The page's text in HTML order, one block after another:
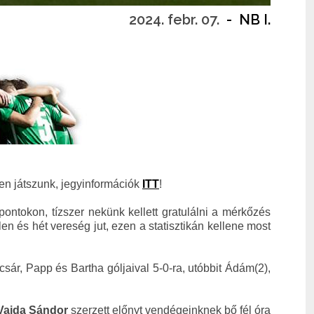
2024. febr. 07. - NB I.
játszunk, jegyinformációk ITT!
tízszer nekünk kellett gratulálni a mérkőzés
és hét vereség jut, ezen a statisztikán kellene most
Papp és Bartha góljaival 5-0-ra, utóbbit Ádám(2),
Sándor szerzett előnyt vendégeinknek bő fél óra